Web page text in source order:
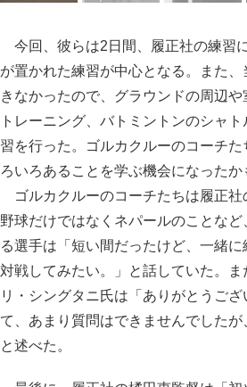
今回、彼らは2日間、履正社の練習
が置かれた練習が中心となる。また
きなかったので、グラウンドの周辺
トレーニング、バトミントンのシャ
習を行った。ゴルカクルーのコーチ
ろいろあることを学ぶ機会になったか
ゴルカクルーのコーチたちは履正社
野球だけではなくネパールのことな
る選手は「短い間だったけど、一緒
対戦してみたい。」と話していた。
リ・シングタニ氏は「ありがとうご
て、あまり質問はできませんでした
と述べた。